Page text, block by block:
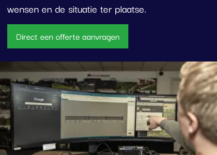
wensen en de situatie ter plaatse.
Direct een offerte aanvragen